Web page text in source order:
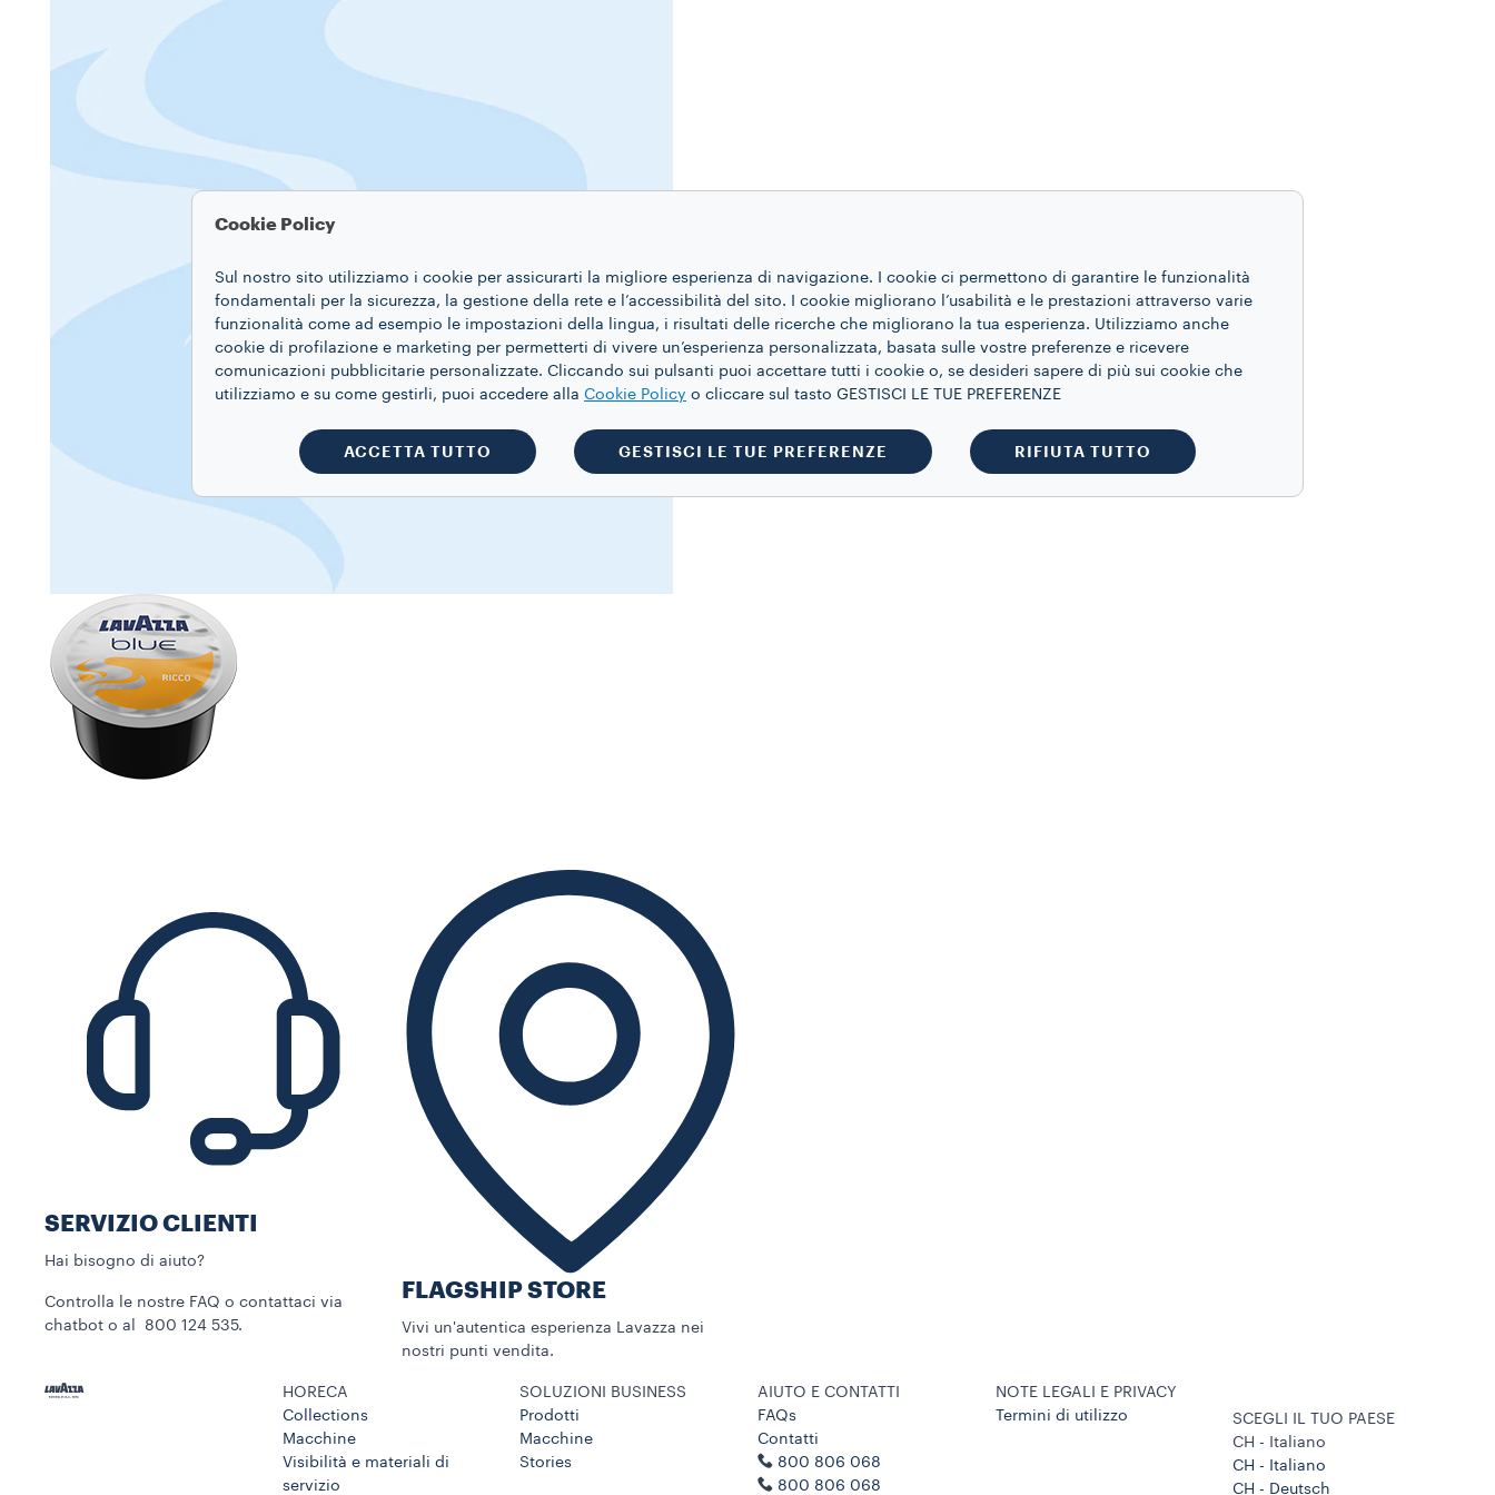
SERVIZIO CLIENTI​
Hai bisogno di aiuto?​
Controlla le nostre FAQ o contattaci via
chatbot o al 800 124 535.
FLAGSHIP STORE
Vivi un'autentica esperienza Lavazza nei
nostri punti vendita.
HORECA
Collections
Macchine
Visibilità e materiali di
servizio
SOLUZIONI BUSINESS
Prodotti
Macchine
Stories
AIUTO E CONTATTI
FAQs
Contatti
800 806 068
800 806 068
NOTE LEGALI E PRIVACY
Termini di utilizzo
SCEGLI IL TUO PAESE
CH - Italiano
CH - Italiano
CH - Deutsch
Cookie Policy
Sul nostro sito utilizziamo i cookie per assicurarti la migliore esperienza di navigazione. I cookie ci permettono di garantire le funzionalità
fondamentali per la sicurezza, la gestione della rete e l’accessibilità del sito. I cookie migliorano l’usabilità e le prestazioni attraverso varie
funzionalità come ad esempio le impostazioni della lingua, i risultati delle ricerche che migliorano la tua esperienza. Utilizziamo anche
cookie di profilazione e marketing per permetterti di vivere un’esperienza personalizzata, basata sulle vostre preferenze e ricevere
comunicazioni pubblicitarie personalizzate. Cliccando sui pulsanti puoi accettare tutti i cookie o, se desideri sapere di più sui cookie che
utilizziamo e su come gestirli, puoi accedere alla Cookie Policy o cliccare sul tasto GESTISCI LE TUE PREFERENZE
ACCETTA TUTTO GESTISCI LE TUE PREFERENZE RIFIUTA TUTTO